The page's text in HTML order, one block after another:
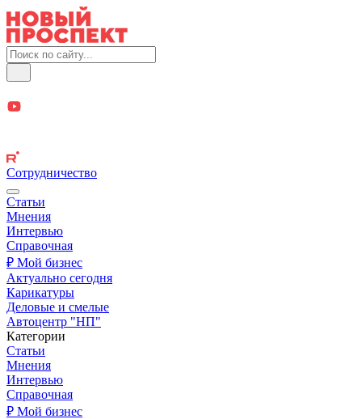
Сотрудничество
Статьи
Мнения
Интервью
Справочная
₽ Мой бизнес
Актуально сегодня
Карикатуры
Деловые и смелые
Автоцентр "НП"
Категории
Статьи
Мнения
Интервью
Справочная
₽ Мой бизнес